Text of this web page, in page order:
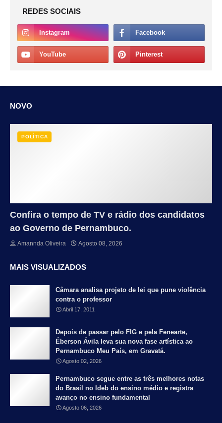
REDES SOCIAIS
NOVO
POLÍTICA
Confira o tempo de TV e rádio dos candidatos
ao Governo de Pernambuco.
Amannda Oliveira Agosto 08, 2026
MAIS VISUALIZADOS
Câmara analisa projeto de lei que pune violência
contra o professor
Abril 17, 2011
Depois de passar pelo FIG e pela Fenearte,
Éberson Ávila leva sua nova fase artística ao
Pernambuco Meu País, em Gravatá.
Agosto 02, 2026
Pernambuco segue entre as três melhores notas
do Brasil no Ideb do ensino médio e registra
avanço no ensino fundamental
Agosto 06, 2026